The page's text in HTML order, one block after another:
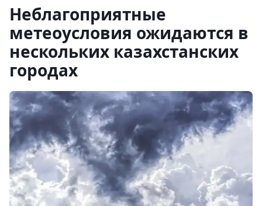
Неблагоприятные
метеоусловия ожидаются в
нескольких казахстанских
городах